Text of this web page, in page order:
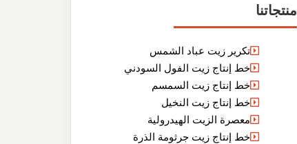
منتجاتنا
تكرير زيت عباد الشمس
خط إنتاج زيت الفول السودني
خط إنتاج زيت السمسم
خط إنتاج زيت النخيل
معصرة الزيت الهيدرولية
خط إنتاج زيت جرثومة الذرة